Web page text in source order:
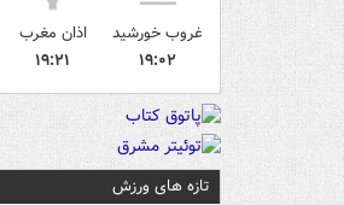
غروب خورشید
۱۹:۰۲
اذان مغرب
۱۹:۲۱
تازه های ورزش